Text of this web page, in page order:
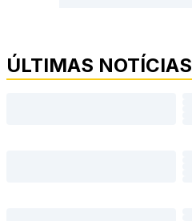
ÚLTIMAS NOTÍCIAS